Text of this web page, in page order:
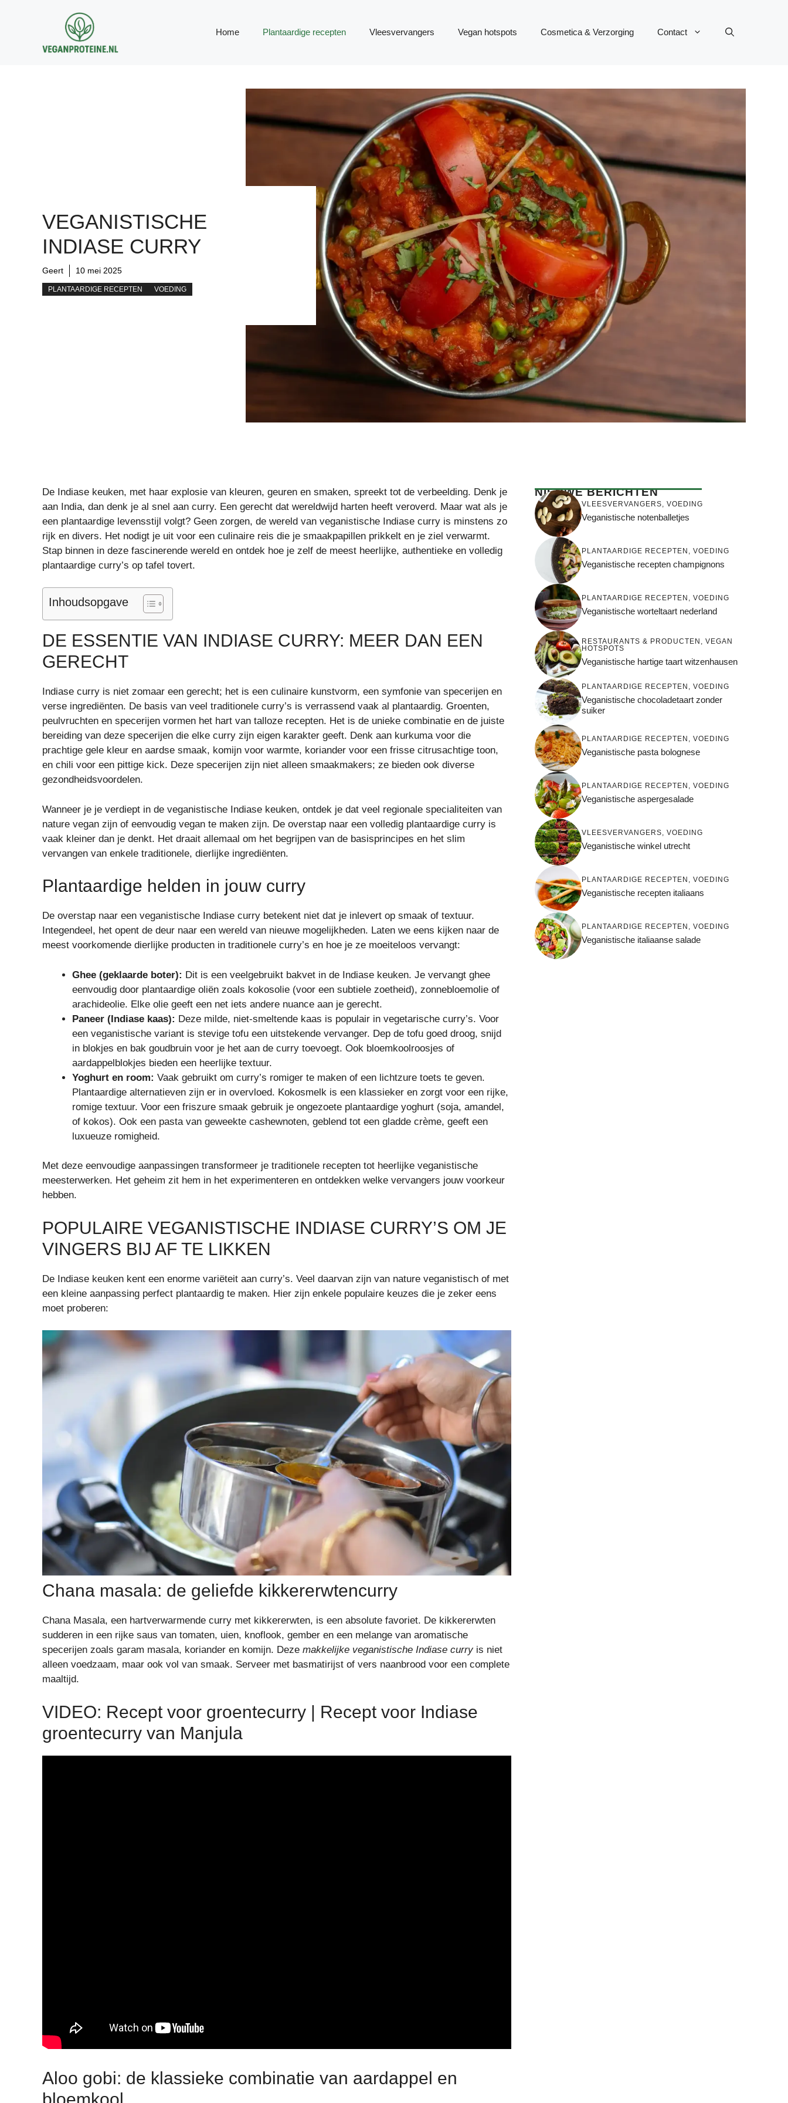
Home Plantaardige recepten Vleesvervangers Vegan hotspots Cosmetica & Verzorging Contact
VEGANISTISCHE
INDIASE CURRY
Geert 10 mei 2025
PLANTAARDIGE RECEPTEN VOEDING
De Indiase keuken, met haar explosie van kleuren, geuren en smaken, spreekt tot de verbeelding. Denk je
aan India, dan denk je al snel aan curry. Een gerecht dat wereldwijd harten heeft veroverd. Maar wat als je
een plantaardige levensstijl volgt? Geen zorgen, de wereld van veganistische Indiase curry is minstens zo
rijk en divers. Het nodigt je uit voor een culinaire reis die je smaakpapillen prikkelt en je ziel verwarmt.
Stap binnen in deze fascinerende wereld en ontdek hoe je zelf de meest heerlijke, authentieke en volledig
plantaardige curry’s op tafel tovert.
Inhoudsopgave
DE ESSENTIE VAN INDIASE CURRY: MEER DAN EEN
GERECHT
Indiase curry is niet zomaar een gerecht; het is een culinaire kunstvorm, een symfonie van specerijen en
verse ingrediënten. De basis van veel traditionele curry’s is verrassend vaak al plantaardig. Groenten,
peulvruchten en specerijen vormen het hart van talloze recepten. Het is de unieke combinatie en de juiste
bereiding van deze specerijen die elke curry zijn eigen karakter geeft. Denk aan kurkuma voor die
prachtige gele kleur en aardse smaak, komijn voor warmte, koriander voor een frisse citrusachtige toon,
en chili voor een pittige kick. Deze specerijen zijn niet alleen smaakmakers; ze bieden ook diverse
gezondheidsvoordelen.
Wanneer je je verdiept in de veganistische Indiase keuken, ontdek je dat veel regionale specialiteiten van
nature vegan zijn of eenvoudig vegan te maken zijn. De overstap naar een volledig plantaardige curry is
vaak kleiner dan je denkt. Het draait allemaal om het begrijpen van de basisprincipes en het slim
vervangen van enkele traditionele, dierlijke ingrediënten.
Plantaardige helden in jouw curry
De overstap naar een veganistische Indiase curry betekent niet dat je inlevert op smaak of textuur.
Integendeel, het opent de deur naar een wereld van nieuwe mogelijkheden. Laten we eens kijken naar de
meest voorkomende dierlijke producten in traditionele curry’s en hoe je ze moeiteloos vervangt:
Ghee (geklaarde boter): Dit is een veelgebruikt bakvet in de Indiase keuken. Je vervangt ghee
eenvoudig door plantaardige oliën zoals kokosolie (voor een subtiele zoetheid), zonnebloemolie of
arachideolie. Elke olie geeft een net iets andere nuance aan je gerecht.
Paneer (Indiase kaas): Deze milde, niet-smeltende kaas is populair in vegetarische curry’s. Voor
een veganistische variant is stevige tofu een uitstekende vervanger. Dep de tofu goed droog, snijd
in blokjes en bak goudbruin voor je het aan de curry toevoegt. Ook bloemkoolroosjes of
aardappelblokjes bieden een heerlijke textuur.
Yoghurt en room: Vaak gebruikt om curry’s romiger te maken of een lichtzure toets te geven.
Plantaardige alternatieven zijn er in overvloed. Kokosmelk is een klassieker en zorgt voor een rijke,
romige textuur. Voor een friszure smaak gebruik je ongezoete plantaardige yoghurt (soja, amandel,
of kokos). Ook een pasta van geweekte cashewnoten, geblend tot een gladde crème, geeft een
luxueuze romigheid.
Met deze eenvoudige aanpassingen transformeer je traditionele recepten tot heerlijke veganistische
meesterwerken. Het geheim zit hem in het experimenteren en ontdekken welke vervangers jouw voorkeur
hebben.
POPULAIRE VEGANISTISCHE INDIASE CURRY’S OM JE
VINGERS BIJ AF TE LIKKEN
De Indiase keuken kent een enorme variëteit aan curry’s. Veel daarvan zijn van nature veganistisch of met
een kleine aanpassing perfect plantaardig te maken. Hier zijn enkele populaire keuzes die je zeker eens
moet proberen:
Chana masala: de geliefde kikkererwtencurry
Chana Masala, een hartverwarmende curry met kikkererwten, is een absolute favoriet. De kikkererwten
sudderen in een rijke saus van tomaten, uien, knoflook, gember en een melange van aromatische
specerijen zoals garam masala, koriander en komijn. Deze makkelijke veganistische Indiase curryis niet
alleen voedzaam, maar ook vol van smaak. Serveer met basmatirijst of vers naanbrood voor een complete
maaltijd.
VIDEO: Recept voor groentecurry | Recept voor Indiase
groentecurry van Manjula
Aloo gobi: de klassieke combinatie van aardappel en
NIEUWE BERICHTEN
VLEESVERVANGERS, VOEDING
Veganistische notenballetjes
PLANTAARDIGE RECEPTEN , VOEDING
Veganistische recepten champignons
PLANTAARDIGE RECEPTEN , VOEDING
Veganistische worteltaart nederland
RESTAURANTS & PRODUCTEN , VEGAN
HOTSPOTS
Veganistische hartige taart witzenhausen
PLANTAARDIGE RECEPTEN , VOEDING
Veganistische chocoladetaart zonder
suiker
PLANTAARDIGE RECEPTEN , VOEDING
Veganistische pasta bolognese
PLANTAARDIGE RECEPTEN , VOEDING
Veganistische aspergesalade
VLEESVERVANGERS, VOEDING
Veganistische winkel utrecht
PLANTAARDIGE RECEPTEN , VOEDING
Veganistische recepten italiaans
PLANTAARDIGE RECEPTEN , VOEDING
Veganistische italiaanse salade